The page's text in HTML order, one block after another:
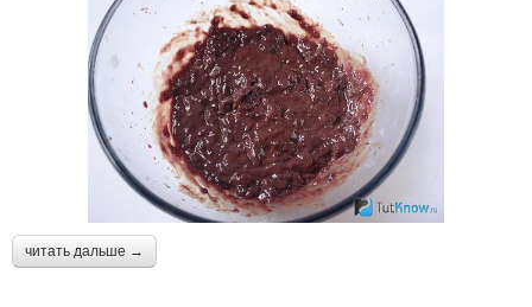
читать дальше →